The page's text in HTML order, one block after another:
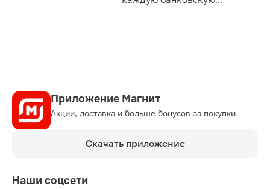
Приложение Магнит
Акции, доставка и больше бонусов за покупки
Скачать приложение
Наши соцсети